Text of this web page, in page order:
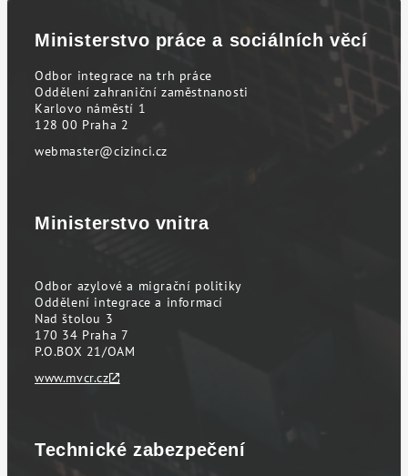
Ministerstvo práce a sociálních věcí
Odbor integrace na trh práce
Oddělení zahraniční zaměstnanosti
Karlovo náměstí 1
128 00 Praha 2
webmaster@cizinci.cz
Ministerstvo vnitra
Odbor azylové a migrační politiky
Oddělení integrace a informací
Nad štolou 3
170 34 Praha 7
P.O.BOX 21/OAM
www.mvcr.cz
Technické zabezpečení